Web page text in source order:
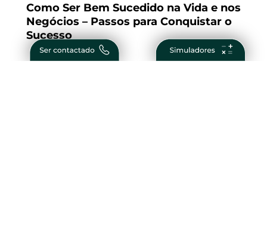
Como Ser Bem Sucedido na Vida e nos
Negócios – Passos para Conquistar o
Sucesso